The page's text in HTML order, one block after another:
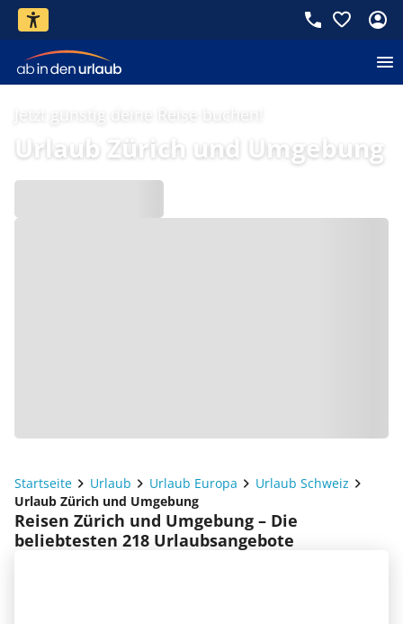
Jetzt günstig deine Reise buchen!
Urlaub Zürich und Umgebung
Startseite Urlaub Urlaub Europa
Urlaub Schweiz
Urlaub Zürich und Umgebung
Reisen Zürich und Umgebung – Die
beliebtesten 218 Urlaubsangebote